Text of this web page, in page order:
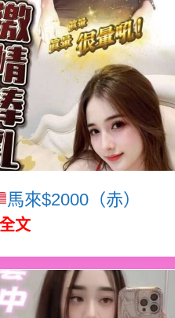
馬來$2000（赤）
文